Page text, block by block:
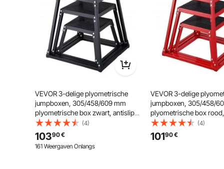
VEVOR 3-delige plyometrische
jumpboxen, 305/458/609 mm
plyometrische box zwart, antislip
fitness step-up boxset voor
thuisfitnesstraining, conditionele
krachttraining, draagbare
jumptraining
(4)
10390€
161 Weergaven Onlangs
VEVOR 3-delige
jumpboxen, 305/458/
plyometrische box
fitness step-up boxset
thuisfitnesstraining,
krachttraining, draagbare
(4)
10190€